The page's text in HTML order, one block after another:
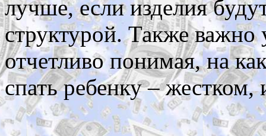
лучше, если изделия
структурой. Также важно
отчетливо понимая, на
спать ребенку –